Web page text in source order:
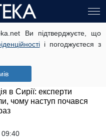
Ви підтверджуєте, що
і погоджуєтеся з
війну в Сирії:
розповіли, як крах
вдарить по Путіну
в Сирії: експерти
чому наступ почався
09:40